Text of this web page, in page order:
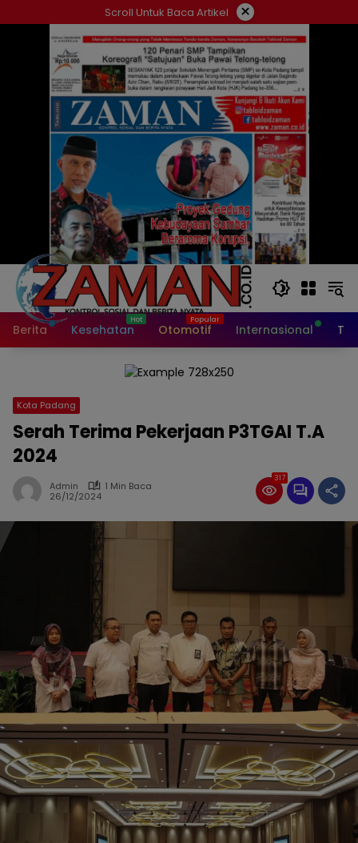
ke
Scroll Untuk Baca Artikel ×
Berita Kesehatan Otomotif Internasional
Kota Padang
Serah Terima Pekerjaan P3TGAI T.A
2024
Admin
1 Min Baca
26/12/2024
317